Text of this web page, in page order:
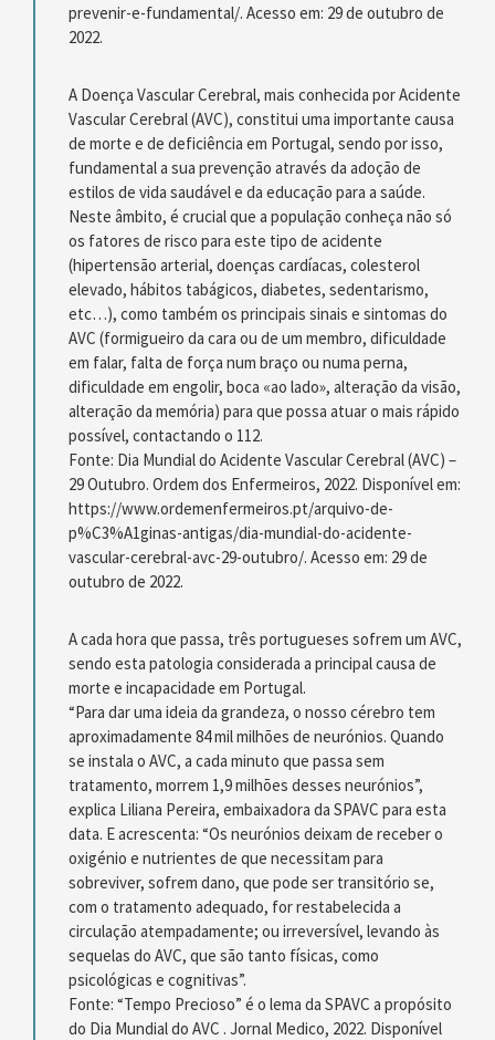
prevenir-e-fundamental/. Acesso em: 29 de outubro de
2022.
A Doença Vascular Cerebral, mais conhecida por Acidente
Vascular Cerebral (AVC), constitui uma importante causa
de morte e de deficiência em Portugal, sendo por isso,
fundamental a sua prevenção através da adoção de
estilos de vida saudável e da educação para a saúde.
Neste âmbito, é crucial que a população conheça não só
os fatores de risco para este tipo de acidente
(hipertensão arterial, doenças cardíacas, colesterol
elevado, hábitos tabágicos, diabetes, sedentarismo,
etc…), como também os principais sinais e sintomas do
AVC (formigueiro da cara ou de um membro, dificuldade
em falar, falta de força num braço ou numa perna,
dificuldade em engolir, boca «ao lado», alteração da visão,
alteração da memória) para que possa atuar o mais rápido
possível, contactando o 112.
Fonte: Dia Mundial do Acidente Vascular Cerebral (AVC) –
29 Outubro. Ordem dos Enfermeiros, 2022. Disponível em:
https://www.ordemenfermeiros.pt/arquivo-de-
p%C3%A1ginas-antigas/dia-mundial-do-acidente-
vascular-cerebral-avc-29-outubro/. Acesso em: 29 de
outubro de 2022.
A cada hora que passa, três portugueses sofrem um AVC,
sendo esta patologia considerada a principal causa de
morte e incapacidade em Portugal.
“Para dar uma ideia da grandeza, o nosso cérebro tem
aproximadamente 84 mil milhões de neurónios. Quando
se instala o AVC, a cada minuto que passa sem
tratamento, morrem 1,9 milhões desses neurónios”,
explica Liliana Pereira, embaixadora da SPAVC para esta
data. E acrescenta: “Os neurónios deixam de receber o
oxigénio e nutrientes de que necessitam para
sobreviver, sofrem dano, que pode ser transitório se,
com o tratamento adequado, for restabelecida a
circulação atempadamente; ou irreversível, levando às
sequelas do AVC, que são tanto físicas, como
psicológicas e cognitivas”.
Fonte: “Tempo Precioso” é o lema da SPAVC a propósito
do Dia Mundial do AVC . Jornal Medico, 2022. Disponível